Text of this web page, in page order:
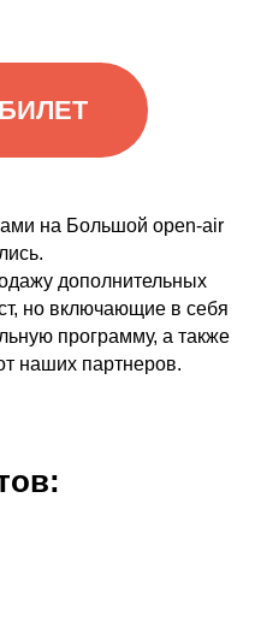
на Большой open-air
дополнительных
но включающие в себя
программу, а также
наших партнеров.